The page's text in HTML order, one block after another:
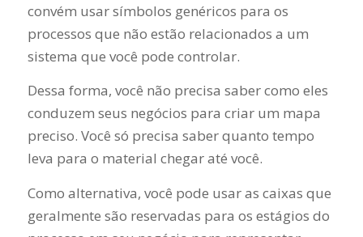
convém usar símbolos genéricos para os
processos que não estão relacionados a um
sistema que você pode controlar.
Dessa forma, você não precisa saber como eles
conduzem seus negócios para criar um mapa
preciso. Você só precisa saber quanto tempo
leva para o material chegar até você.
Como alternativa, você pode usar as caixas que
geralmente são reservadas para os estágios do